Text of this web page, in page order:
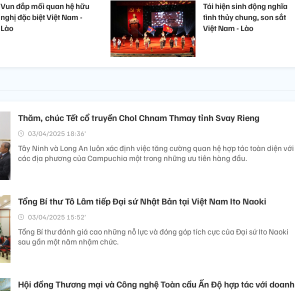
Vun đắp mối quan hệ hữu
nghị đặc biệt Việt Nam -
Lào
Tái hiện sinh động nghĩa
tình thủy chung, son sắt
Việt Nam - Lào
Thăm, chúc Tết cổ truyền Chol Chnam Thmay tỉnh Svay Rieng
03/04/2025 18:36’
Tây Ninh và Long An luôn xác định việc tăng cường quan hệ hợp tác toàn diện với
các địa phương của Campuchia một trong những ưu tiên hàng đầu.
Tổng Bí thư Tô Lâm tiếp Đại sứ Nhật Bản tại Việt Nam Ito Naoki
03/04/2025 15:52’
Tổng Bí thư đánh giá cao những nỗ lực và đóng góp tích cực của Đại sứ Ito Naoki
sau gần một năm nhậm chức.
Hội đồng Thương mại và Công nghệ Toàn cầu Ấn Độ hợp tác với doanh